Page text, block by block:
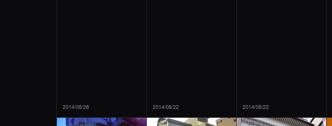
2014/08/28 2014/08/22 2014/08/22